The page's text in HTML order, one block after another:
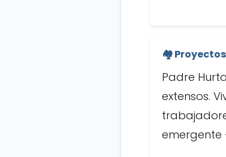
🏘️
Padre
extensos.
emergente